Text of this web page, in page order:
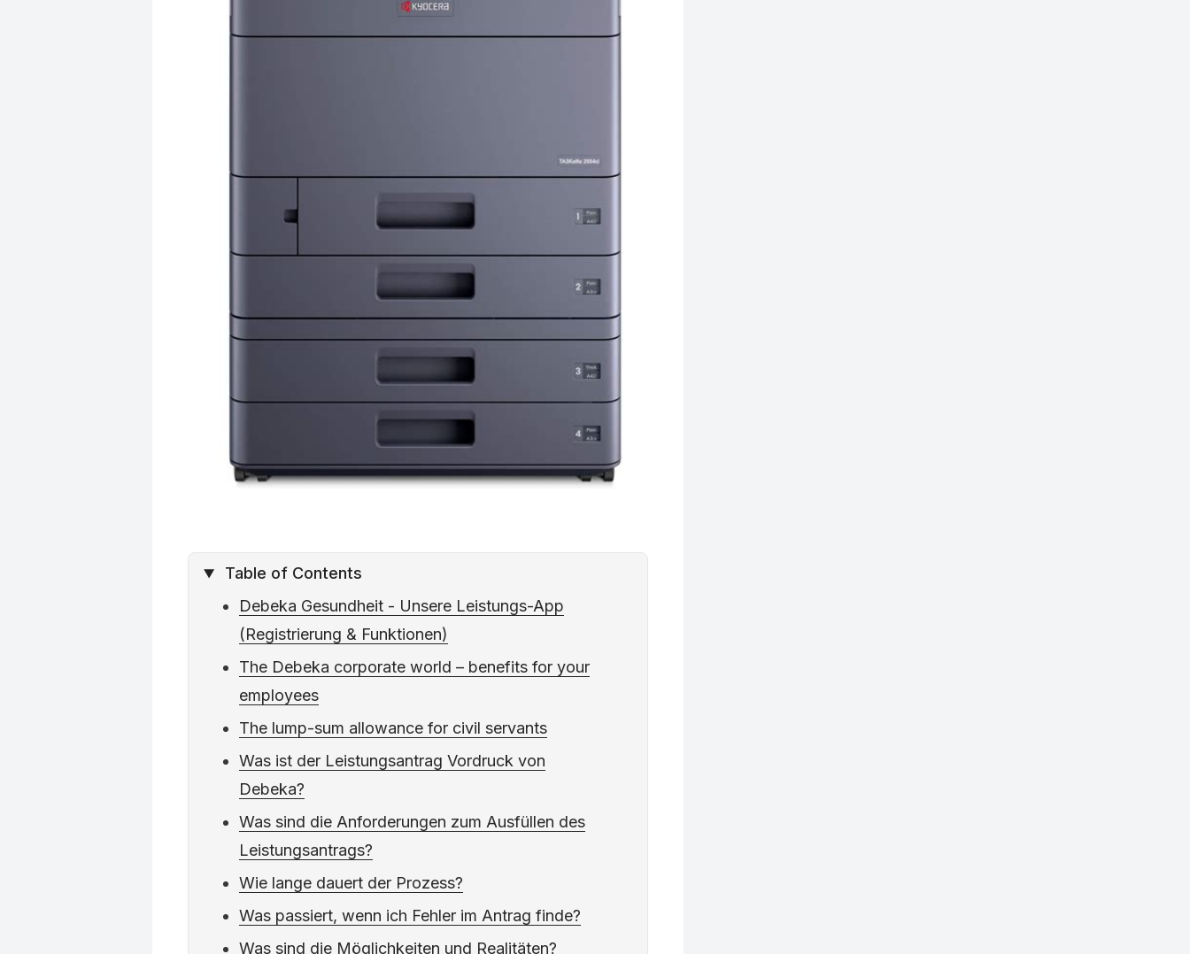
Table of Contents
Debeka Gesundheit - Unsere Leistungs-App
(Registrierung & Funktionen)
The Debeka corporate world – benefits for your
employees
The lump-sum allowance for civil servants
Was ist der Leistungsantrag Vordruck von
Debeka?
Was sind die Anforderungen zum Ausfüllen des
Leistungsantrags?
Wie lange dauert der Prozess?
Was passiert, wenn ich Fehler im Antrag finde?
Was sind die Möglichkeiten und Realitäten?